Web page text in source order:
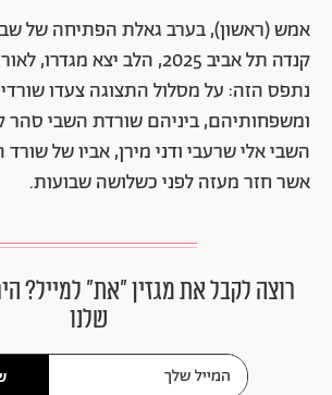
אמש (ראשון), בערב גאלת הפתיחה של
קנדה תל אביב 2025, הלב יצא
נתפס הזה: על מסלול התצוגה צעדו
ומשפחותיהם, ביניהם שורדת השבי סהר
השבי אלי שרעבי ודני מירן, אביו של
אשר חזר מעזה לפני כשלושה שבועות.
רוצה לקבל את מגזין ״את״ למייל?
שלנו